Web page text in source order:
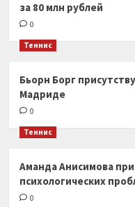
за 80 млн рублей
0
Теннис
Бьорн Борг
Мадриде
0
Теннис
Аманда Анисимова
психологических
0